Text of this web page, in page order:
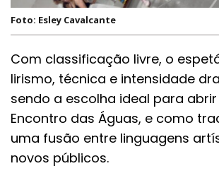
Foto: Esley Cavalcante
Com classificação livre, o
lirismo, técnica e intensidade
sendo a escolha ideal para abrir
Encontro das Águas, e como
uma fusão entre linguagens
novos públicos.